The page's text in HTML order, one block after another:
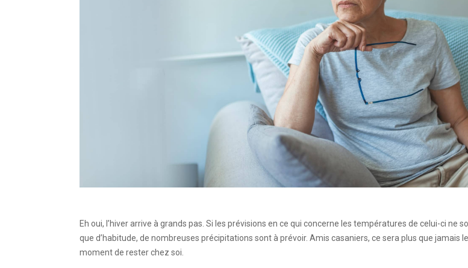
Eh oui, l’hiver arrive à grands pas. Si les prévisions en ce qui concerne les températures de celui-ci ne
que d’habitude, de nombreuses précipitations sont à prévoir. Amis casaniers, ce sera plus que jamais le
moment de rester chez soi.